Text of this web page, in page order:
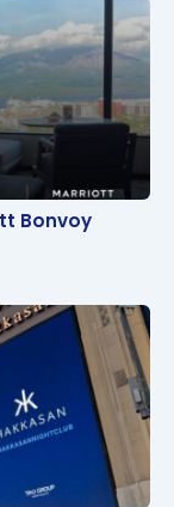
Bonvoy
Bonvoy